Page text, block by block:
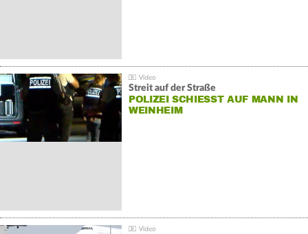
Streit auf der Straße
POLIZEI SCHIESST AUF MANN IN W
EINHEIM